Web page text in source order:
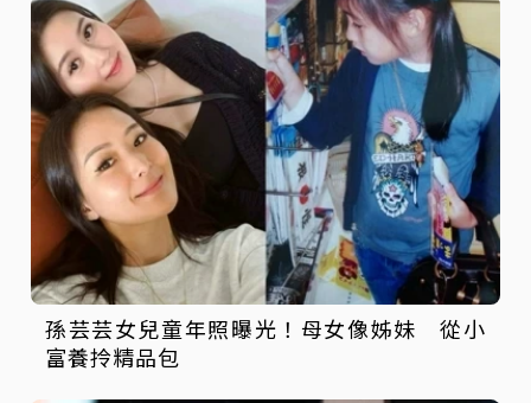
孫芸芸女兒童年照曝光！母女像姊妹 從小
富養拎精品包